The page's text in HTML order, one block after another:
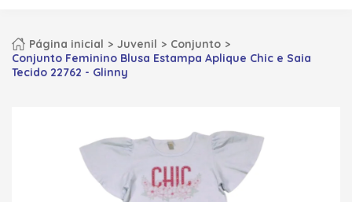
Página inicial Juvenil
Conjunto
Conjunto Feminino Blusa Estampa Aplique Chic e Saia
Tecido 22762 - Glinny